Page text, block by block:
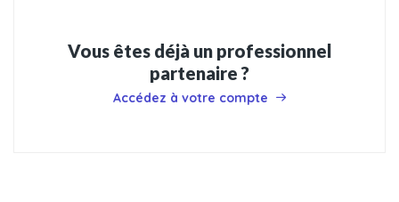
Vous êtes déjà un professionnel
partenaire ?
Accédez à votre compte